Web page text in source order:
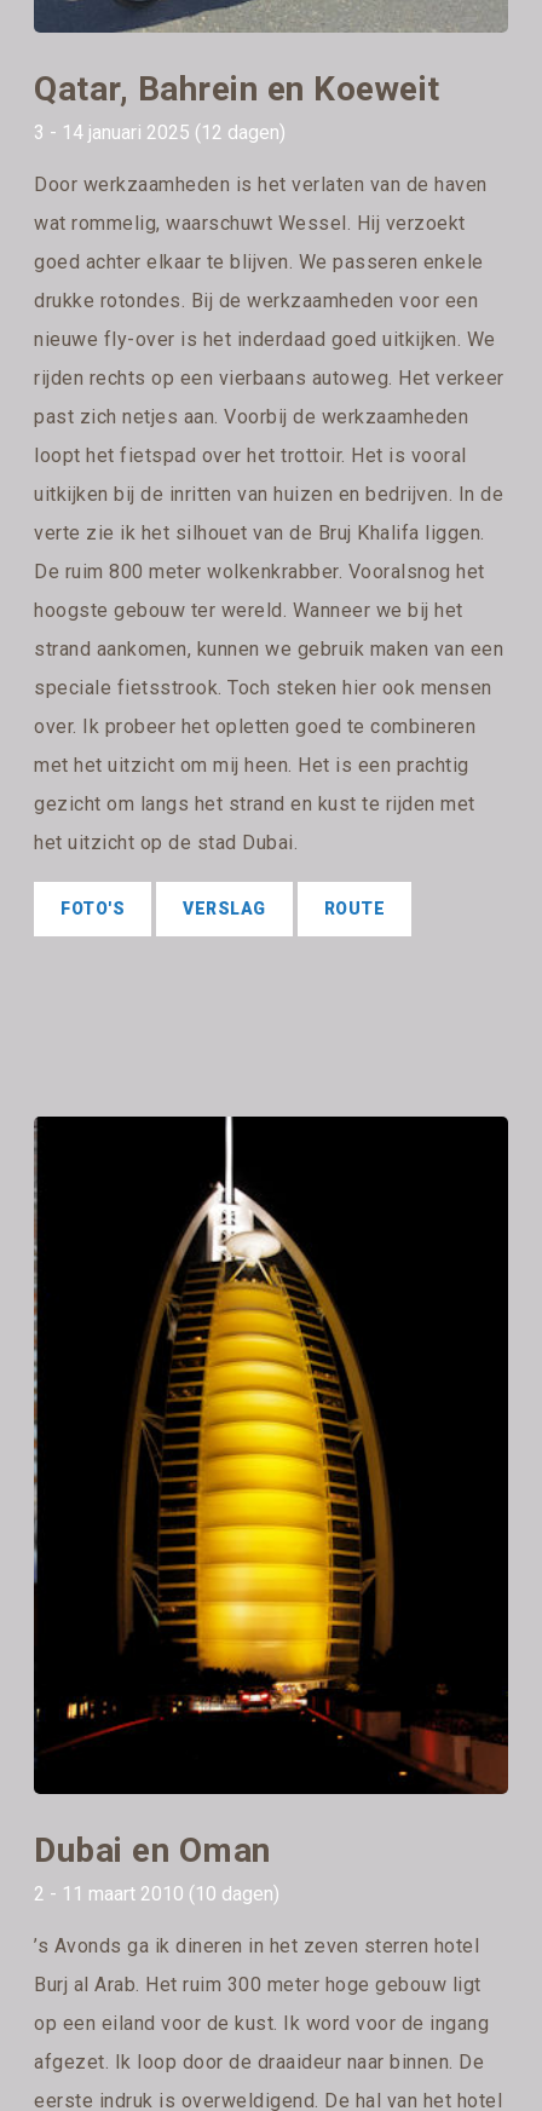
Qatar, Bahrein en Koeweit
3 - 14 januari 2025 (12 dagen)
Door werkzaamheden is het verlaten van de haven
wat rommelig, waarschuwt Wessel. Hij verzoekt
goed achter elkaar te blijven. We passeren enkele
drukke rotondes. Bij de werkzaamheden voor een
nieuwe fly-over is het inderdaad goed uitkijken. We
rijden rechts op een vierbaans autoweg. Het verkeer
past zich netjes aan. Voorbij de werkzaamheden
loopt het fietspad over het trottoir. Het is vooral
uitkijken bij de inritten van huizen en bedrijven. In de
verte zie ik het silhouet van de Bruj Khalifa liggen.
De ruim 800 meter wolkenkrabber. Vooralsnog het
hoogste gebouw ter wereld. Wanneer we bij het
strand aankomen, kunnen we gebruik maken van een
speciale fietsstrook. Toch steken hier ook mensen
over. Ik probeer het opletten goed te combineren
met het uitzicht om mij heen. Het is een prachtig
gezicht om langs het strand en kust te rijden met
het uitzicht op de stad Dubai.
FOTO'S VERSLAG ROUTE
Dubai en Oman
2 - 11 maart 2010 (10 dagen)
’s Avonds ga ik dineren in het zeven sterren hotel
Burj al Arab. Het ruim 300 meter hoge gebouw ligt
op een eiland voor de kust. Ik word voor de ingang
afgezet. Ik loop door de draaideur naar binnen. De
eerste indruk is overweldigend. De hal van het hotel